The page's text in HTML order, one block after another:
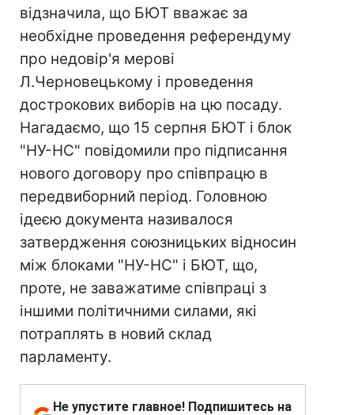
відзначила, що БЮТ вважає за
необхідне проведення референдуму
про недовір'я мерові
Л.Черновецькому і проведення
дострокових виборів на цю посаду.
Нагадаємо, що 15 серпня БЮТ і блок
"НУ-НС" повідомили про підписання
нового договору про співпрацю в
передвиборний період. Головною
ідеєю документа називалося
затвердження союзницьких відносин
між блоками "НУ-НС" і БЮТ, що,
проте, не заважатиме співпраці з
іншими політичними силами, які
потраплять в новий склад
парламенту.
Не упустите главное! Подпишитесь на